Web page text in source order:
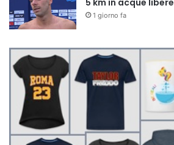
5 km in acque libere
1 giorno fa